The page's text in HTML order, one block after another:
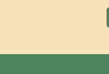
の